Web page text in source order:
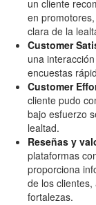
un cliente
en
clara de la
Customer
una
encuestas
Customer
cliente pudo
bajo esfuerzo
lealtad.
Reseñas y
plataformas
proporciona
de los
fortalezas.